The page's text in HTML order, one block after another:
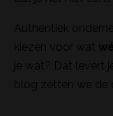
Authentiek
kiezen voor wat
je wat? Dat levert
blog zetten we de